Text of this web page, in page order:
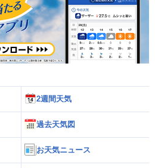
2週間天気
過去天気図
お天気ニュース